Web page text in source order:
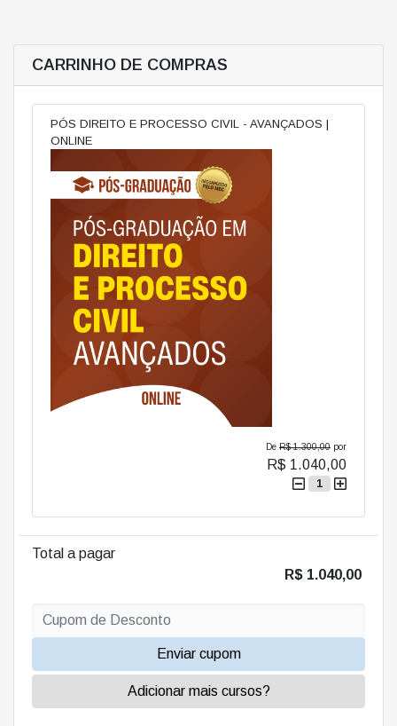
CARRINHO DE COMPRAS
PÓS DIREITO E PROCESSO CIVIL - AVANÇADOS |
ONLINE
De R$ 1.300,00 por
R$ 1.040,00
1
Total a pagar
R$ 1.040,00
Enviar cupom
Adicionar mais cursos?